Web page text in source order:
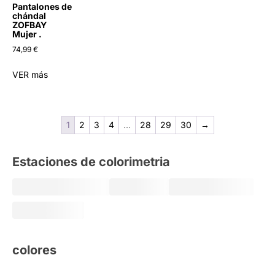
Pantalones de
chándal
ZOFBAY
Mujer .
74,99 €
VER más
1 2 3 4 … 28 29 30 →
Estaciones de colorimetria
colores